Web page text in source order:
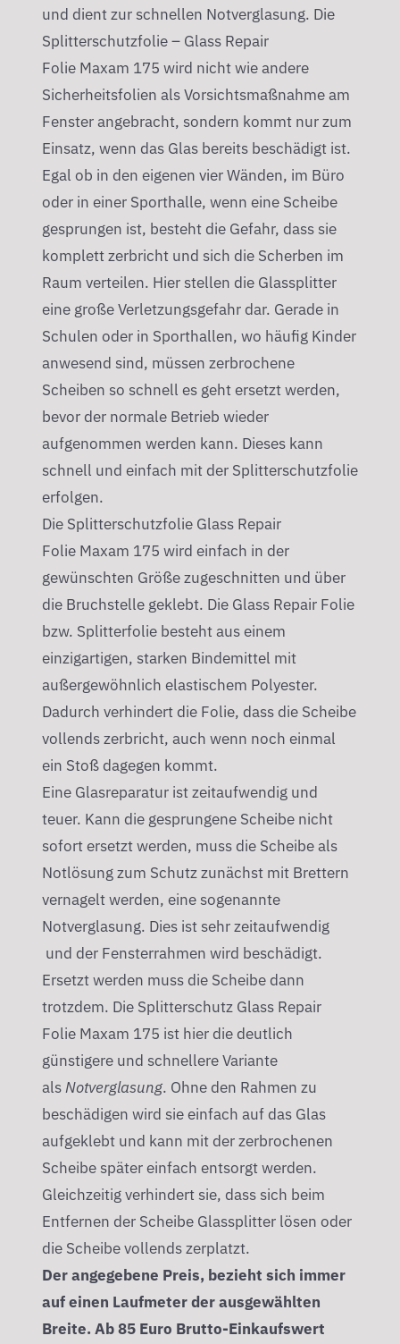
und dient zur schnellen Notverglasung. Die
Splitterschutzfolie – Glass Repair
Folie Maxam 175 wird nicht wie andere
Sicherheitsfolien als Vorsichtsmaßnahme am
Fenster angebracht, sondern kommt nur zum
Einsatz, wenn das Glas bereits beschädigt ist.
Egal ob in den eigenen vier Wänden, im Büro
oder in einer Sporthalle, wenn eine Scheibe
gesprungen ist, besteht die Gefahr, dass sie
komplett zerbricht und sich die Scherben im
Raum verteilen. Hier stellen die Glassplitter
eine große Verletzungsgefahr dar. Gerade in
Schulen oder in Sporthallen, wo häufig Kinder
anwesend sind, müssen zerbrochene
Scheiben so schnell es geht ersetzt werden,
bevor der normale Betrieb wieder
aufgenommen werden kann. Dieses kann
schnell und einfach mit der Splitterschutzfolie
erfolgen.
Die Splitterschutzfolie Glass Repair
Folie Maxam 175 wird einfach in der
gewünschten Größe zugeschnitten und über
die Bruchstelle geklebt. Die Glass Repair Folie
bzw. Splitterfolie besteht aus einem
einzigartigen, starken Bindemittel mit
außergewöhnlich elastischem Polyester.
Dadurch verhindert die Folie, dass die Scheibe
vollends zerbricht, auch wenn noch einmal
ein Stoß dagegen kommt.
Eine Glasreparatur ist zeitaufwendig und
teuer. Kann die gesprungene Scheibe nicht
sofort ersetzt werden, muss die Scheibe als
Notlösung zum Schutz zunächst mit Brettern
vernagelt werden, eine sogenannte
Notverglasung. Dies ist sehr zeitaufwendig
und der Fensterrahmen wird beschädigt.
Ersetzt werden muss die Scheibe dann
trotzdem. Die Splitterschutz Glass Repair
Folie Maxam 175 ist hier die deutlich
günstigere und schnellere Variante
alsNotverglasung. Ohne den Rahmen zu
beschädigen wird sie einfach auf das Glas
aufgeklebt und kann mit der zerbrochenen
Scheibe später einfach entsorgt werden.
Gleichzeitig verhindert sie, dass sich beim
Entfernen der Scheibe Glassplitter lösen oder
die Scheibe vollends zerplatzt.
Der angegebene Preis, bezieht sich immer
auf einen Laufmeter der ausgewählten
Breite. Ab 85 Euro Brutto-Einkaufswert